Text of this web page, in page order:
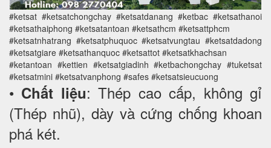
#ketsat #ketsatchongchay #ketsatdanang #ketbac #ketsathanoi
#ketsathaiphong #ketsatantoan #ketsathcm #ketsattphcm
#ketsatnhatrang #ketsatphuquoc #ketsatvungtau #ketsatdadong
#ketsatgiare #ketsathanquoc #ketsattot #ketsatkhachsan
#ketantoan #kettien #ketsatgiadinh #ketbachongchay #tuketsat
#ketsatmini #ketsatvanphong #safes #ketsatsieucuong
• Chất liệu: Thép cao cấp, không gỉ
(Thép nhũ), dày và cứng chống khoan
phá két.